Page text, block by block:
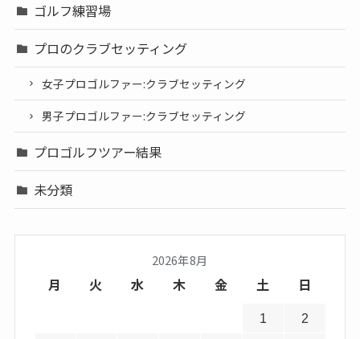
ゴルフ練習場
プロのクラブセッティング
女子プロゴルファー:クラブセッティング
男子プロゴルファー:クラブセッティング
プロゴルフツアー結果
未分類
2026年8月
月 火 水 木 金 土 日
1 2